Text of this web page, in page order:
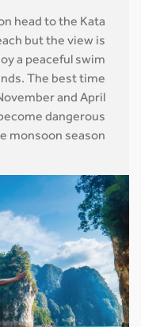
head to the Kata
but the view is
a peaceful swim
The best time
and April
become dangerous
monsoon season.